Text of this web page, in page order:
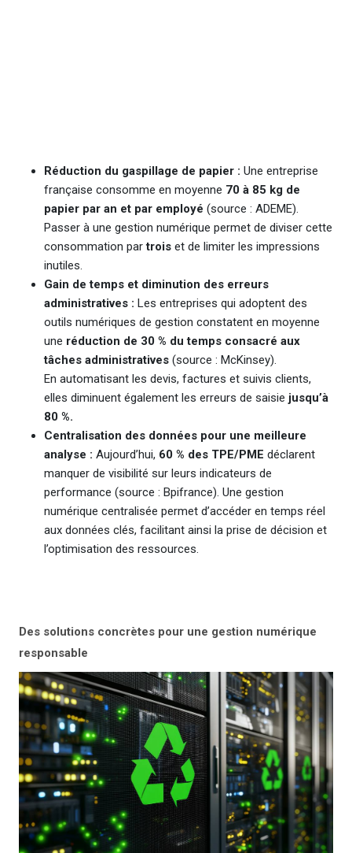
Réduction du gaspillage de papier : Une entreprise
française consomme en moyenne 70 à 85 kg de
papier par an et par employé (source : ADEME).
Passer à une gestion numérique permet de diviser cette
consommation partrois et de limiter les impressions
inutiles.
Gain de temps et diminution des erreurs
administratives : Les entreprises qui adoptent des
outils numériques de gestion constatent en moyenne
une réduction de 30 % du temps consacré aux
tâches administratives (source : McKinsey).
En automatisant les devis, factures et suivis clients,
elles diminuent également les erreurs de saisie jusqu’à
80 %.
Centralisation des données pour une meilleure
analyse : Aujourd’hui, 60 % des TPE/PME déclarent
manquer de visibilité sur leurs indicateurs de
performance (source : Bpifrance). Une gestion
numérique centralisée permet d’accéder en temps réel
aux données clés, facilitant ainsi la prise de décision et
l’optimisation des ressources.
Des solutions concrètes pour une gestion numérique
responsable